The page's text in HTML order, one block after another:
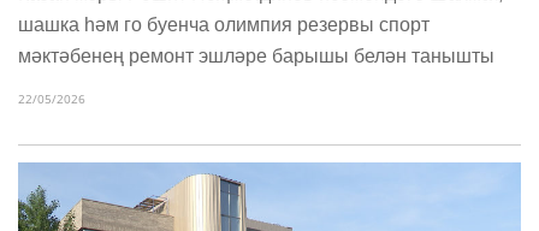
шашка һәм го буенча олимпия резервы спорт
мәктәбенең ремонт эшләре барышы белән танышты
22/05/2026